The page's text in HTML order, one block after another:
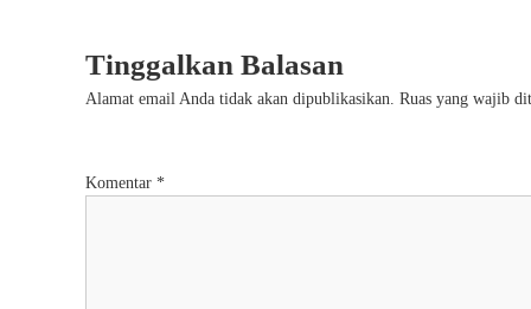
Tinggalkan Balasan
Alamat email Anda tidak akan dipublikasikan. Ruas yang wajib
Komentar *